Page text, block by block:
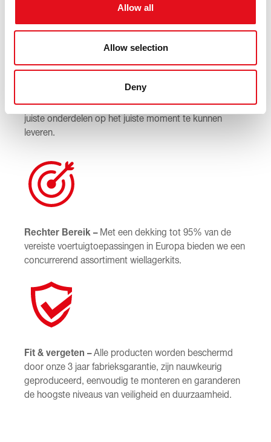
Allow all
Allow selection
Deny
febi ontwikkelt zijn
wiellagerkitassortiment voortdurend verder om de
juiste onderdelen op het juiste moment te kunnen
leveren.
Rechter Bereik –Met een dekking tot 95% van de
vereiste voertuigtoepassingen in Europa bieden we een
concurrerend assortiment wiellagerkits.
Fit & vergeten –Alle producten worden beschermd
door onze 3 jaar fabrieksgarantie, zijn nauwkeurig
geproduceerd, eenvoudig te monteren en garanderen
de hoogste niveaus van veiligheid en duurzaamheid.